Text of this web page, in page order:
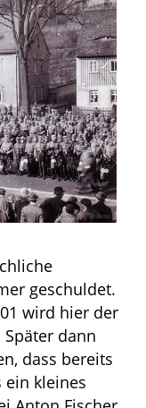
geschuldet.
wird hier der
dann
dass bereits
ein kleines